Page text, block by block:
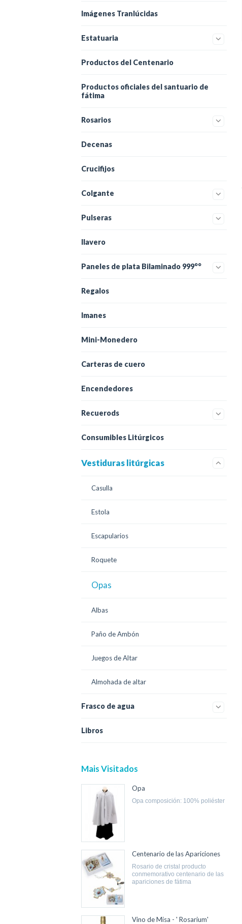
Imágenes Tranlúcidas
Estatuaria
Productos del Centenario
Productos oficiales del santuario de
fátima
Rosarios
Decenas
Crucifijos
Colgante
Pulseras
llavero
Paneles de plata Bilaminado 999°°
Regalos
Imanes
Mini-Monedero
Carteras de cuero
Encendedores
Recuerods
Consumibles Litúrgicos
Vestiduras litúrgicas
Casulla
Estola
Escapularios
Roquete
Opas
Albas
Paño de Ambón
Juegos de Altar
Almohada de altar
Frasco de agua
Libros
Mais Visitados
Opa
opa composición: 100% poliéster
Centenario de las Apariciones
rosario de cristal producto
conmemorativo centenario de las
apariciones de fátima
Vino de Misa - ' Rosarium'